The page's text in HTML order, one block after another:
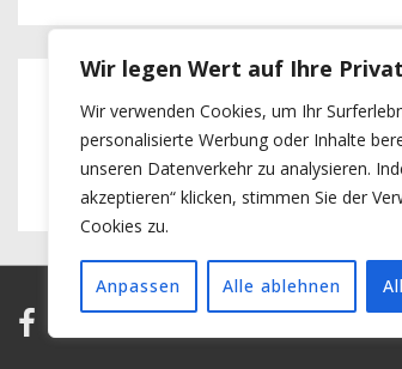
Wir legen Wert auf Ihre
Wir verwenden Cookies, um Ihr
personalisierte Werbung oder Inhalte
unseren Datenverkehr zu analysieren.
akzeptieren“ klicken, stimmen Sie der
Cookies zu.
Anpassen Alle ablehnen
Beitragsnavigation
Previous
Post
‹ Sozialdemokraten
sagen Dankeschön
Next
Post
is
Kooperation mit
›